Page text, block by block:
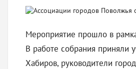
Мероприятие прошло в
В работе собрания приняли
Хабиров, руководители